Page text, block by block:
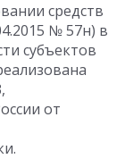
средств
№ 57н) в
субъектов
от